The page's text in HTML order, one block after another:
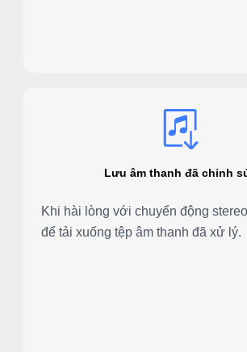
Lưu âm thanh đã chỉnh
Khi hài lòng với chuyển động
để tải xuống tệp âm thanh đã xử lý.